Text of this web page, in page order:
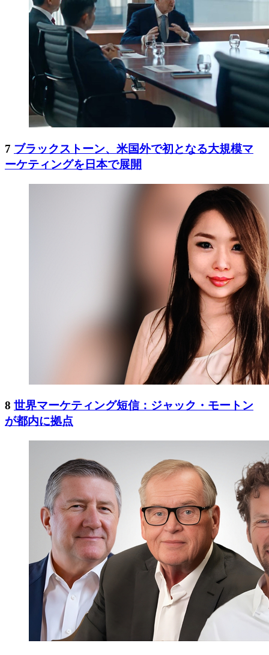
7 ブラックストーン、米国外で初となる大規模マ
ーケティングを日本で展開
8 世界マーケティング短信：ジャック・モートン
が都内に拠点